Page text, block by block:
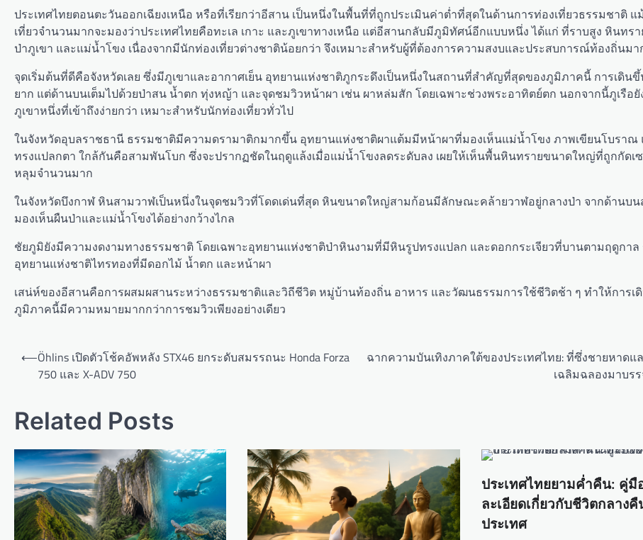
ประเทศไทยตอนตะวันออกเฉียงเหนือ หรือที่เรียกว่าอีสาน เป็นหนึ่งในพื้นที่ที่ถูกประเมินค่าต่ำที่สุดในด้านการท่องเที่ยวธรรมชาติ แ
เที่ยวจำนวนมากจะมองว่าประเทศไทยคือทะเล เกาะ และภูเขาทางเหนือ แต่อีสานกลับมีภูมิทัศน์อีกแบบหนึ่ง ได้แก่ ที่ราบสูง หินทร
ป่าภูเขา และแม่น้ำโขง เนื่องจากมีนักท่องเที่ยวต่างชาติน้อยกว่า จึงเหมาะสำหรับผู้ที่ต้องการความสงบและประสบการณ์ท้องถิ่นม
จุดเริ่มต้นที่ดีคือจังหวัดเลย ซึ่งมีภูเขาและอากาศเย็น อุทยานแห่งชาติภูกระดึงเป็นหนึ่งในสถานที่สำคัญที่สุดของภูมิภาคนี้ การเดินขึ้
ยาก แต่ด้านบนเต็มไปด้วยป่าสน น้ำตก ทุ่งหญ้า และจุดชมวิวหน้าผา เช่น ผาหล่มสัก โดยเฉพาะช่วงพระอาทิตย์ตก นอกจากนี้ภูเรือยั
ภูเขาหนึ่งที่เข้าถึงง่ายกว่า เหมาะสำหรับนักท่องเที่ยวทั่วไป
ในจังหวัดอุบลราชธานี ธรรมชาติมีความดรามาติกมากขึ้น อุทยานแห่งชาติผาแต้มมีหน้าผาที่มองเห็นแม่น้ำโขง ภาพเขียนโบราณ
ทรงแปลกตา ใกล้กันคือสามพันโบก ซึ่งจะปรากฏชัดในฤดูแล้งเมื่อแม่น้ำโขงลดระดับลง เผยให้เห็นพื้นหินทรายขนาดใหญ่ที่ถูกกัดเ
หลุมจำนวนมาก
ในจังหวัดบึงกาฬ หินสามวาฬเป็นหนึ่งในจุดชมวิวที่โดดเด่นที่สุด หินขนาดใหญ่สามก้อนมีลักษณะคล้ายวาฬอยู่กลางป่า จากด้านบน
มองเห็นผืนป่าและแม่น้ำโขงได้อย่างกว้างไกล
ชัยภูมิยังมีความงดงามทางธรรมชาติ โดยเฉพาะอุทยานแห่งชาติป่าหินงามที่มีหินรูปทรงแปลก และดอกกระเจียวที่บานตามฤดูกาล
อุทยานแห่งชาติไทรทองที่มีดอกไม้ น้ำตก และหน้าผา
เสน่ห์ของอีสานคือการผสมผสานระหว่างธรรมชาติและวิถีชีวิต หมู่บ้านท้องถิ่น อาหาร และวัฒนธรรมการใช้ชีวิตช้า ๆ ทำให้การเ
ภูมิภาคนี้มีความหมายมากกว่าการชมวิวเพียงอย่างเดียว
t
a
v
i
g
⟵Öhlins เปิดตัวโช้คอัพหลัง STX46 ยกระดับสมรรถนะ Honda Forza
750 และ X-ADV 750
ฉากความบันเทิงภาคใต้ของประเทศไทย: ที่ซึ่งชายหาดแ
เฉลิมฉลองมาบร
Related Posts
ประเทศไทยยามค่ำคืน: คู่มื
ละเอียดเกี่ยวกับชีวิตกลางคื
ประเทศ